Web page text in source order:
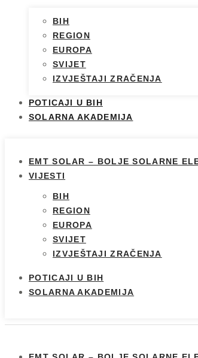
BIH
REGION
EUROPA
SVIJET
IZVJEŠTAJI ZRAČENJA
POTICAJI U BIH
SOLARNA AKADEMIJA
EMT SOLAR – BOLJE SOLARNE
VIJESTI
BIH
REGION
EUROPA
SVIJET
IZVJEŠTAJI ZRAČENJA
POTICAJI U BIH
SOLARNA AKADEMIJA